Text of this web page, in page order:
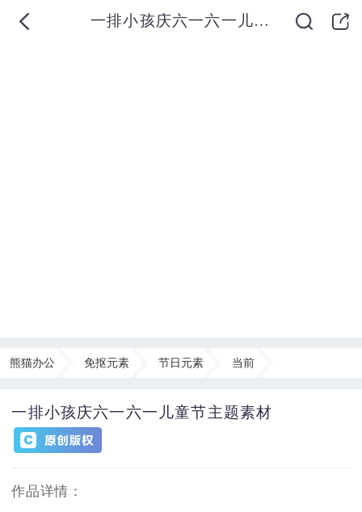
一排小孩庆六一六一儿童节主题素材
熊猫办公 免抠元素 节日元素 当前
一排小孩庆六一六一儿童节主题素材
作品详情：